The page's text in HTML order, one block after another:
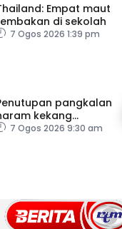
Empat maut
di sekolah
7 Ogos 2026 1:39 pm
pangkalan
kekang
di
7 Ogos 2026 9:30 am